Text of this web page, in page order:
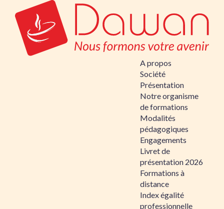
A propos
Société
Présentation
Notre organisme
de formations
Modalités
pédagogiques
Engagements
Livret de
présentation 2026
Formations à
distance
Index égalité
professionnelle